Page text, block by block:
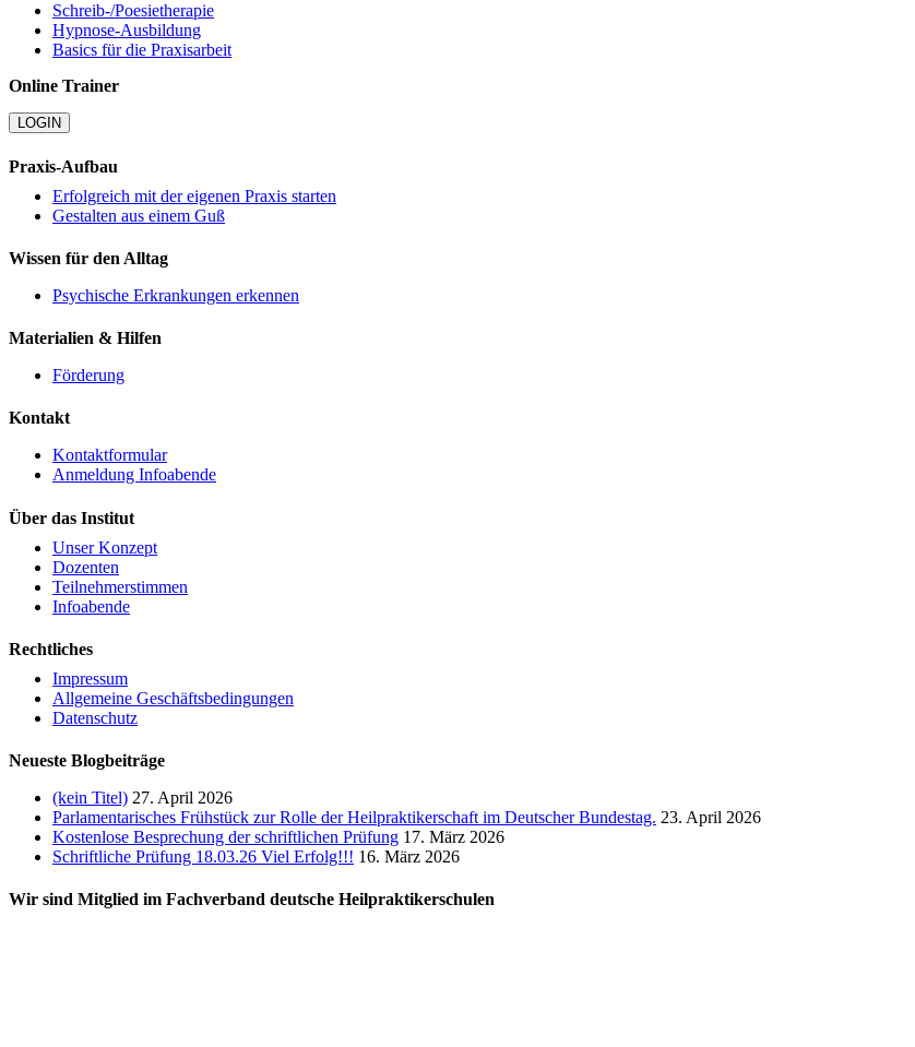
Schreib-/Poesietherapie
Hypnose-Ausbildung
Basics für die Praxisarbeit
Online Trainer
LOGIN
Praxis-Aufbau
Erfolgreich mit der eigenen Praxis starten
Gestalten aus einem Guß
Wissen für den Alltag
Psychische Erkrankungen erkennen
Materialien & Hilfen
Förderung
Kontakt
Kontaktformular
Anmeldung Infoabende
Über das Institut
Unser Konzept
Dozenten
Teilnehmerstimmen
Infoabende
Rechtliches
Impressum
Allgemeine Geschäftsbedingungen
Datenschutz
Neueste Blogbeiträge
(kein Titel) 27. April 2026
Parlamentarisches Frühstück zur Rolle der Heilpraktikerschaft im Deutscher Bundestag. 23. April 2026
Kostenlose Besprechung der schriftlichen Prüfung 17. März 2026
Schriftliche Prüfung 18.03.26 Viel Erfolg!!! 16. März 2026
Wir sind Mitglied im Fachverband deutsche Heilpraktikerschulen